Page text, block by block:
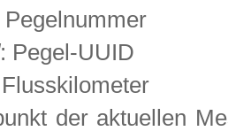
Pegelnummer
: Pegel-UUID
der aktuellen